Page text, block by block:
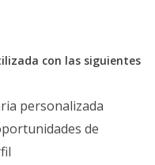
con las siguientes
personalizada
de